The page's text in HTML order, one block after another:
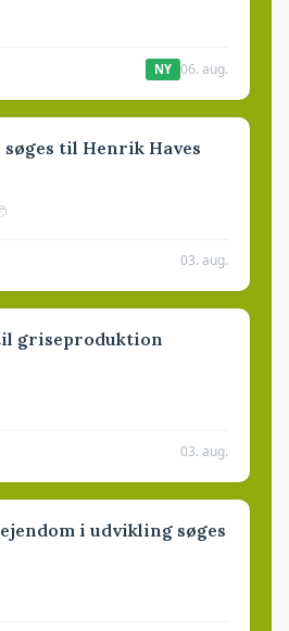
NY 06. aug.
til Henrik Haves
03. aug.
griseproduktion
03. aug.
i udvikling søges